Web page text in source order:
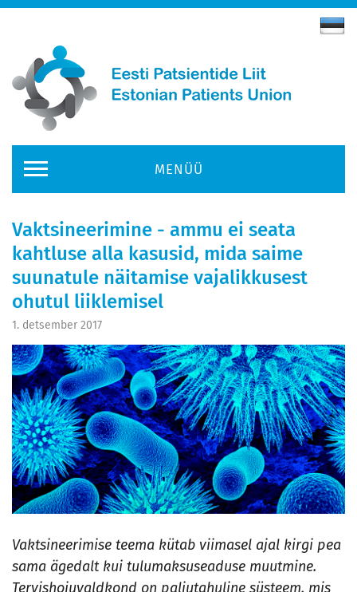
MENÜÜ
Vaktsineerimine - ammu ei seata
kahtluse alla kasusid, mida saime
suunatule näitamise vajalikkusest
ohutul liiklemisel
1. detsember 2017
Vaktsineerimise teema kütab viimasel ajal kirgi pea
sama ägedalt kui tulumaksuseaduse muutmine.